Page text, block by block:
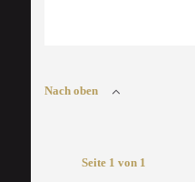
Nach oben
Seite 1 von 1